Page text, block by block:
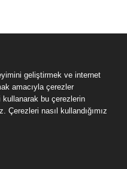
Co.,Ltd
CO., LTD
Co.,Ltd
geliştirmek ve internet
amacıyla çerezler
kullanarak bu çerezlerin
Çerezleri nasıl kullandığımız